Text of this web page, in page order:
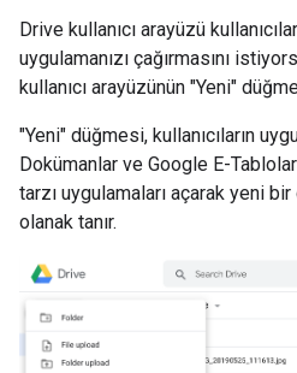
Drive kullanıcı arayüzü
uygulamanızı çağırmasını
kullanıcı arayüzünün "Yeni"
"Yeni" düğmesi, kullanıcıların
Dokümanlar ve Google E-
tarzı uygulamaları açarak yeni
olanak tanır.